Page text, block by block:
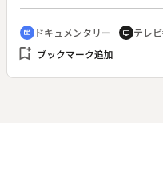
ズ）を使ったジオラマ映像
グライダーに乗って撮影す
マズ及びその産卵が淀川で
最大の淡水生物・ビワコオ
cinematic_blur ドキュメンタリー tv テレ
bookmark_add ブックマーク追加